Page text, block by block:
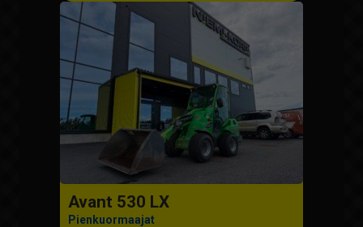
Avant 530 LX
Pienkuormaajat